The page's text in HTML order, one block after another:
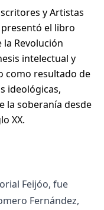
y Artistas
presentó el libro
la Revolución
intelectual y
como resultado de
ideológicas,
la soberanía desde
XX.
Feijóo, fue
Fernández,